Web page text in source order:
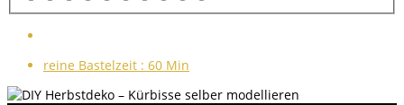
reine Bastelzeit : 60 Min